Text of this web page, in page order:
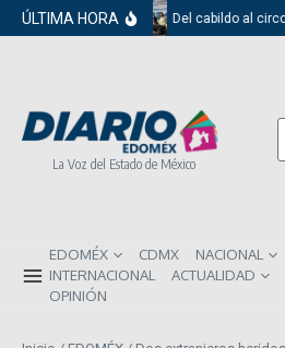
Saltar al contenido
ÚLTIMA HORA Del cabildo al
La Voz del Estado de México
EDOMÉX CDMX
NACIONAL
INTERNACIONAL
ACTUALIDAD
OPINIÓN